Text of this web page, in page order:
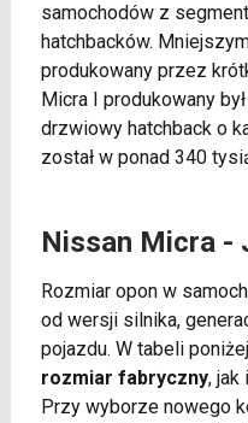
samochodów z
hatchbacków.
produkowany przez
Micra I produkowany
drzwiowy hatchback o
został w ponad 340
Nissan Micra -
Rozmiar opon w
od wersji silnika,
pojazdu. W tabeli
rozmiar fabryczny, jak
Przy wyborze nowego